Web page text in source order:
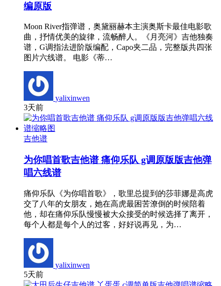
编原版
Moon River指弹谱，奥黛丽赫本主演奥斯卡最佳电影歌
曲，抒情优美的旋律，流畅醉人。《月亮河》吉他独奏
谱，G调指法进阶版编配，Capo夹二品，完整版共四张
图片六线谱。 电影《蒂…
yalixinwen
3天前
吉他谱
为你唱首歌吉他谱 痛仰乐队 g调原版版吉他弹
唱六线谱
痛仰乐队《为你唱首歌》，歌里总提到的莎菲娜是高虎
交了八年的女朋友，她在高虎最困苦潦倒的时候陪着
他，却在痛仰乐队慢慢被大众接受的时候选择了离开，
每个人都是每个人的过客，好好说再见，为…
yalixinwen
5天前